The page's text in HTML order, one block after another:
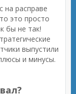
на расправе
это просто
бы не так!
выпустили
и минусы.